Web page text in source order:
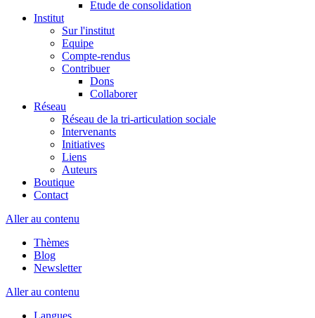
Etude de consolidation
Institut
Sur l'institut
Equipe
Compte-rendus
Contribuer
Dons
Collaborer
Réseau
Réseau de la tri-articulation sociale
Intervenants
Initiatives
Liens
Auteurs
Boutique
Contact
Aller au contenu
Thèmes
Blog
Newsletter
Aller au contenu